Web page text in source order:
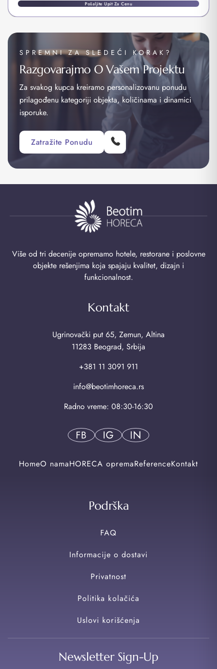
Pošaljite Upit Za Cenu
SPREMNI ZA SLEDEĆI KORAK?
Razgovarajmo O Vašem Projektu
Za svakog kupca kreiramo personalizovanu ponudu
prilagođenu kategoriji objekta, količinama i dinamici
isporuke.
Zatražite Ponudu
Više od tri decenije opremamo hotele, restorane i poslovne
objekte rešenjima koja spajaju kvalitet, dizajn i
funkcionalnost.
Kontakt
Ugrinovački put 65, Zemun, Altina
11283 Beograd, Srbija
+381 11 3091 911
info@beotimhoreca.rs
Radno vreme: 08:30-16:30
HomeO namaHORECA opremaReferenceKontakt
Podrška
FAQ
Informacije o dostavi
Privatnost
Politika kolačića
Uslovi korišćenja
Newsletter Sign-Up